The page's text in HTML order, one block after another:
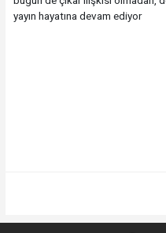
yayın hayatına devam ediyor